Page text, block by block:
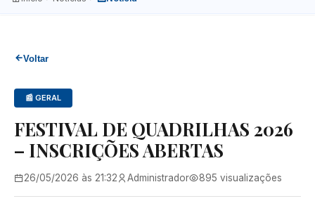
Voltar
📰 GERAL
FESTIVAL DE QUADRILHAS 2026
– INSCRIÇÕES ABERTAS
26/05/2026 às 21:32 Administrador 895 visualizações